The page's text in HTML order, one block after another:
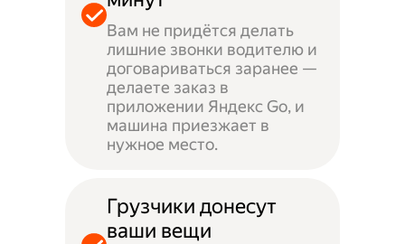
Вам не придётся делать
лишние звонки водителю и
договариваться заранее —
делаете заказ в
приложении Яндекс Go, и
машина приезжает в
нужное место.
Грузчики донесут
ваши вещи